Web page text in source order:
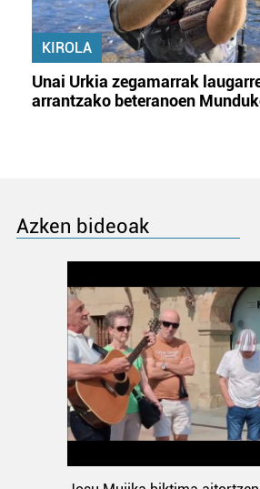
KIROLA
Unai Urkia zegamarrak
arrantzako beteranoen
Azken bideoak